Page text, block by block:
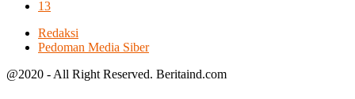
13
Redaksi
Pedoman Media Siber
@2020 - All Right Reserved. Beritaind.com